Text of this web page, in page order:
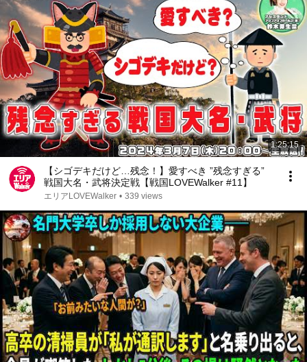
1:25:15
【シゴデキだけど…残念！】愛すべき ”残念すぎる”
戦国大名・武将決定戦【戦国LOVEWalker #11】
エリアLOVEWalker • 339 views